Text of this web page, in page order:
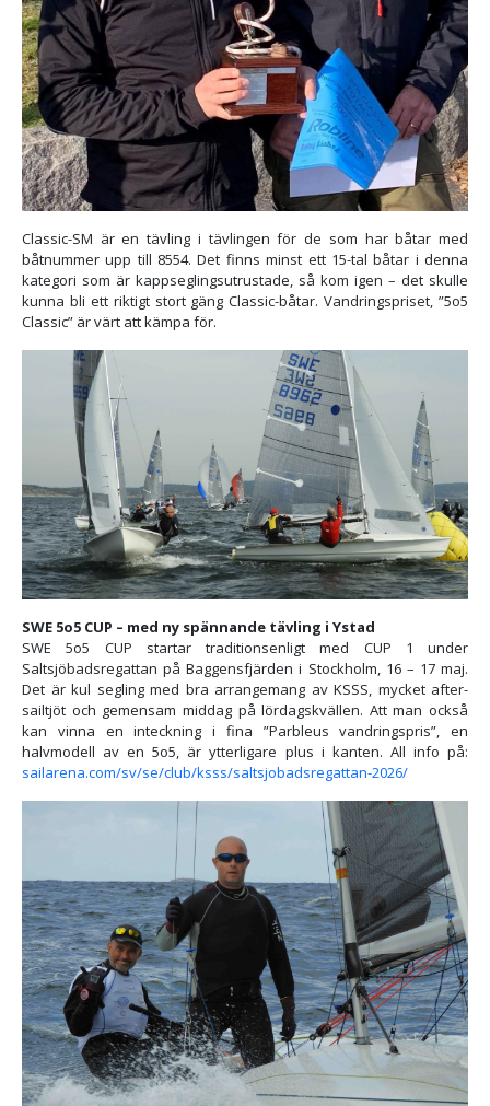
Classic-SM är en tävling i tävlingen för de som har båtar med
båtnummer upp till 8554. Det finns minst ett 15-tal båtar i denna
kategori som är kappseglingsutrustade, så kom igen – det skulle
kunna bli ett riktigt stort gäng Classic-båtar. Vandringspriset, ”5o5
Classic” är värt att kämpa för.
SWE 5o5 CUP – med ny spännande tävling i Ystad
SWE 5o5 CUP startar traditionsenligt med CUP 1 under
Saltsjöbadsregattan på Baggensfjärden i Stockholm, 16 – 17 maj.
Det är kul segling med bra arrangemang av KSSS, mycket after-
sailtjöt och gemensam middag på lördagskvällen. Att man också
kan vinna en inteckning i fina ”Parbleus vandringspris”, en
halvmodell av en 5o5, är ytterligare plus i kanten. All info på:
sailarena.com/sv/se/club/ksss/saltsjobadsregattan-2026/